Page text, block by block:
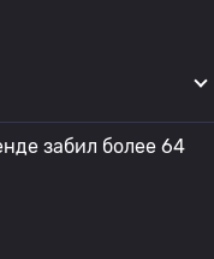
забил более 64